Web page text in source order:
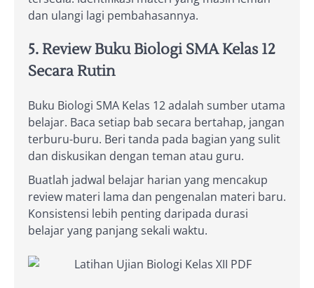
dan ulangi lagi pembahasannya.
5. Review Buku Biologi SMA Kelas 12
Secara Rutin
Buku Biologi SMA Kelas 12 adalah sumber utama
belajar. Baca setiap bab secara bertahap, jangan
terburu-buru. Beri tanda pada bagian yang sulit
dan diskusikan dengan teman atau guru.
Buatlah jadwal belajar harian yang mencakup
review materi lama dan pengenalan materi baru.
Konsistensi lebih penting daripada durasi
belajar yang panjang sekali waktu.